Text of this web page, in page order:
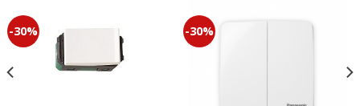
-30% -30%